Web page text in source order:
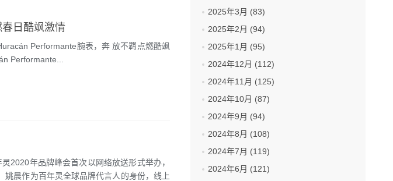
日酷飒激情
Performante腕表，奔 放不羁点燃酷飒
Performante...
2020年品牌峰会首次以网络放送形式举办，
姚晨作为百年灵全球品牌代言人的身份，线上
2025年3月 (83)
2025年2月 (94)
2025年1月 (95)
2024年12月 (112)
2024年11月 (125)
2024年10月 (87)
2024年9月 (94)
2024年8月 (108)
2024年7月 (119)
2024年6月 (121)